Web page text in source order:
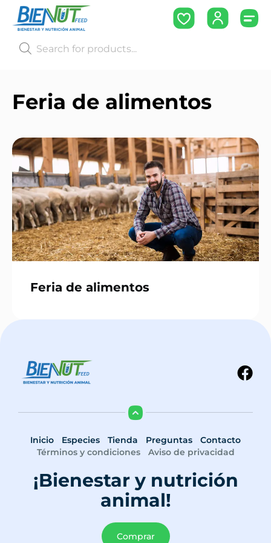
Feria de alimentos
Feria de alimentos
Inicio Especies Tienda Preguntas
Contacto
Términos y condiciones
Aviso de privacidad
¡Bienestar y nutrición
animal!
Comprar